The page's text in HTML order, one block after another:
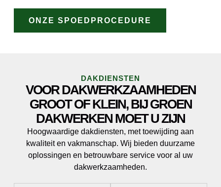
ONZE SPOEDPROCEDURE
DAKDIENSTEN
VOOR DAKWERKZAAMHEDEN
GROOT OF KLEIN, BIJ GROEN
DAKWERKEN MOET U ZIJN
Hoogwaardige dakdiensten, met toewijding aan
kwaliteit en vakmanschap. Wij bieden duurzame
oplossingen en betrouwbare service voor al uw
dakwerkzaamheden.